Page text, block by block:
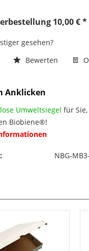
10,00 € *
gesehen?
Bewerten
Anklicken
Umweltsiegel für
Biobiene®!
NBG-